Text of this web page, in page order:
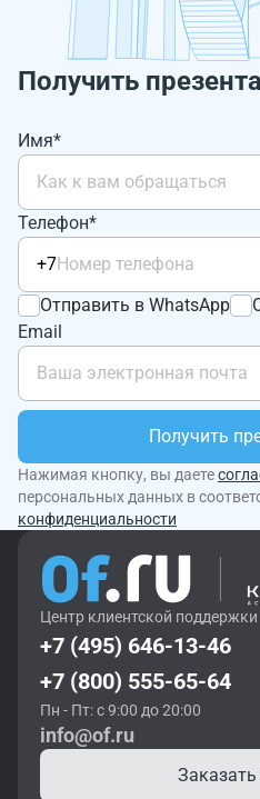
Получить
Имя*
Телефон*
+7
Отправить в WhatsApp
Email
Получить
Нажимая кнопку, вы даете
персональных данных в
конфиденциальности
Центр клиентской поддержки
+7 (495) 646-13-46
+7 (800) 555-65-64
Пн - Пт: с 9:00 до 20:00
info@of.ru